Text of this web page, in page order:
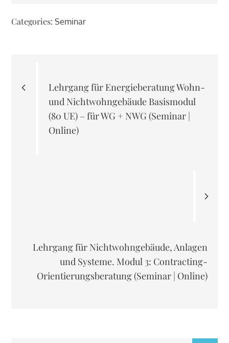
Categories:Seminar
Lehrgang für Energieberatung Wohn-
und Nichtwohngebäude Basismodul
(80 UE) – für WG + NWG (Seminar |
Online)
Lehrgang für Nichtwohngebäude, Anlagen
und Systeme. Modul 3: Contracting-
Orientierungsberatung (Seminar | Online)